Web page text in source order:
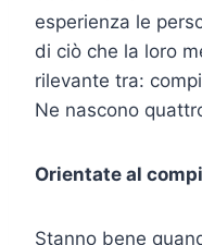
esperienza le
di ciò che la loro
rilevante tra:
Ne nascono
Orientate al
Stanno bene